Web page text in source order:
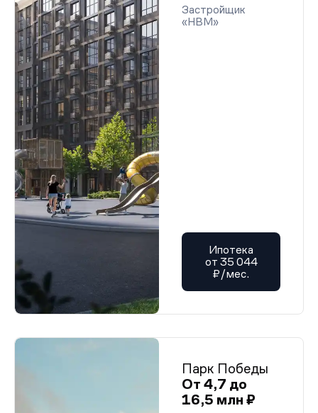
Застройщик
«НВМ»
Ипотека
от 35 044
₽/мес.
Парк Победы
От 4,7 до
16,5 млн ₽